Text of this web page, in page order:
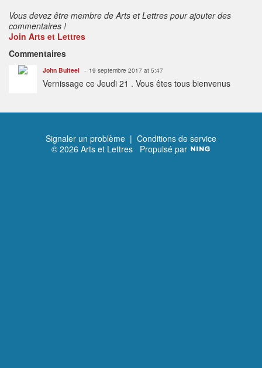
Vous devez être membre de Arts et Lettres pour ajouter des
commentaires !
Join Arts et Lettres
Commentaires
John Bulteel 19 septembre 2017 at 5:47
Vernissage ce Jeudi 21 . Vous êtes tous bienvenus
Signaler un problème | Conditions de service
© 2026 Arts et Lettres Propulsé par